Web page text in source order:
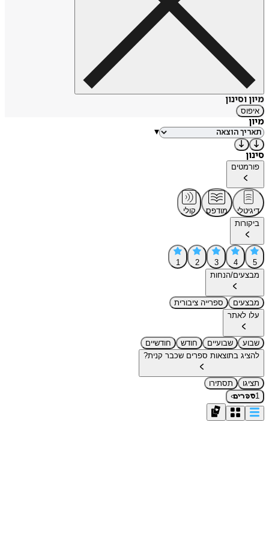
מיון וסינון
איפוס
מיון
▾
סינון
פורמטים
דיגיטלי מודפס
קולי
ביקורות
5
4
3
2
1
מבצעים/הנחות
מבצעים
ספרייה ציבורית
עלו לאתר
שבוע שבועיים חודש
חודשיים
להציג בתוצאות ספרים שכבר קנית?
תציגו
תסתירו
1ספרים›